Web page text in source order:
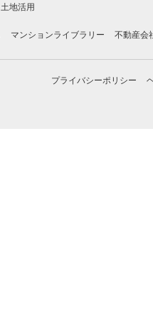
土地活用
マンションライブラリー 不動産会
プライバシーポリシー